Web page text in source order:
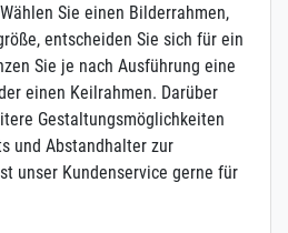
Sie einen Bilderrahmen,
entscheiden Sie sich für ein
Sie je nach Ausführung eine
einen Keilrahmen. Darüber
Gestaltungsmöglichkeiten
und Abstandhalter zur
unser Kundenservice gerne für